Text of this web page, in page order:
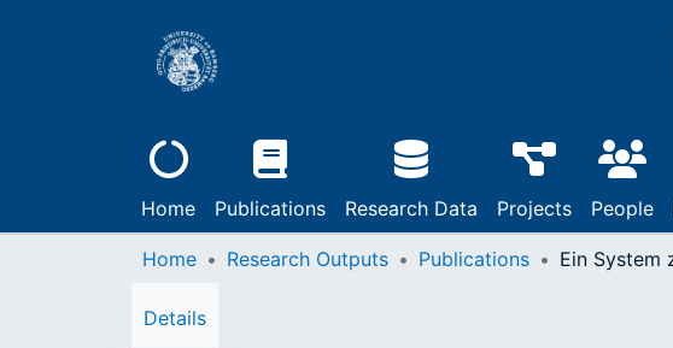
Home Publications Research Data Projects People
Home Research Outputs Publications
Details